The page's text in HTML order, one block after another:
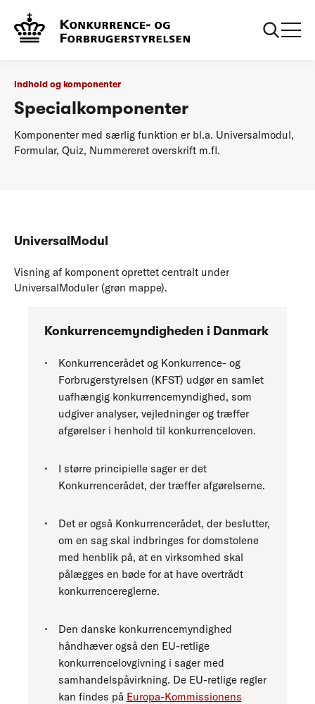
Indhold og komponenter
Indhold og komponenter
Specialkomponenter
Komponenter med særlig funktion er bl.a. Universalmodul,
Formular, Quiz, Nummereret overskrift m.fl.
UniversalModul
Visning af komponent oprettet centralt under
UniversalModuler (grøn mappe).
Konkurrencemyndigheden i Danmark
Konkurrencerådet og Konkurrence- og
Forbrugerstyrelsen (KFST) udgør en samlet
uafhængig konkurrencemyndighed, som
udgiver analyser, vejledninger og træffer
afgørelser i henhold til konkurrenceloven.
I større principielle sager er det
Konkurrencerådet, der træffer afgørelserne.
Det er også Konkurrencerådet, der beslutter,
om en sag skal indbringes for domstolene
med henblik på, at en virksomhed skal
pålægges en bøde for at have overtrådt
konkurrencereglerne.
Den danske konkurrencemyndighed
håndhæver også den EU-retlige
konkurrencelovgivning i sager med
samhandelspåvirkning. De EU-retlige regler
kan findes på Europa-Kommissionens